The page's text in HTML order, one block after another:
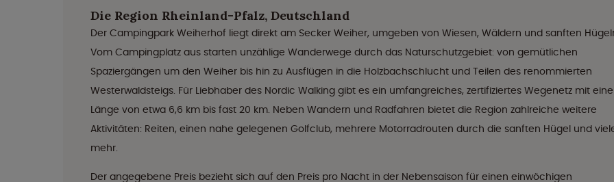
Die Region Rheinland-Pfalz, Deutschland
Der Campingpark Weiherhof liegt direkt am Secker Weiher, umgeben von Wiesen, Wäldern und sanften
Vom Campingplatz aus starten unzählige Wanderwege durch das Naturschutzgebiet: von gemütlichen
Spaziergängen um den Weiher bis hin zu Ausflügen in die Holzbachschlucht und Teilen des renommierten
Westerwaldsteigs. Für Liebhaber des Nordic Walking gibt es ein umfangreiches, zertifiziertes Wegenetz mit
Länge von etwa 6,6 km bis fast 20 km. Neben Wandern und Radfahren bietet die Region zahlreiche weitere
Aktivitäten: Reiten, einen nahe gelegenen Golfclub, mehrere Motorradrouten durch die sanften Hügel und
mehr.
Der angegebene Preis bezieht sich auf den Preis pro Nacht in der Nebensaison für einen einwöchigen